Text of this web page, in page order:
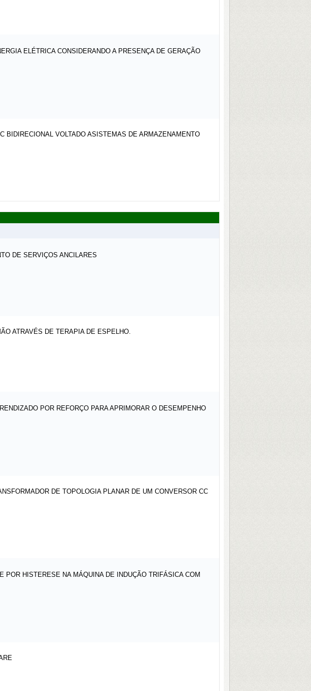
ELÉTRICA CONSIDERANDO A PRESENÇA DE GERAÇÃO
BIDIRECIONAL VOLTADO ASISTEMAS DE ARMAZENAMENTO
DE SERVIÇOS ANCILARES
ATRAVÉS DE TERAPIA DE ESPELHO.
POR REFORÇO PARA APRIMORAR O DESEMPENHO
DE TOPOLOGIA PLANAR DE UM CONVERSOR CC
HISTERESE NA MÁQUINA DE INDUÇÃO TRIFÁSICA COM